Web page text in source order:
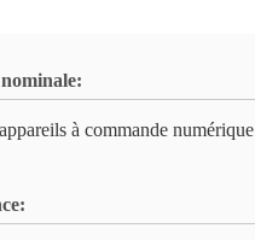
à commande numérique